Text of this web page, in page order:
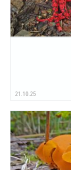
21.10.25